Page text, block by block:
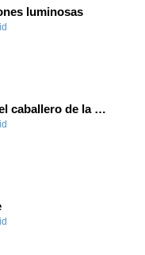
luminosas
Mi primer viaje con el caballero de la Mancha